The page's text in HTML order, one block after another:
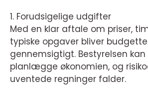
1. Forudsigelige udgifter
Med en klar aftale om priser,
typiske opgaver bliver
gennemsigtigt. Bestyrelsen
planlægge økonomien, og
uventede regninger falder.